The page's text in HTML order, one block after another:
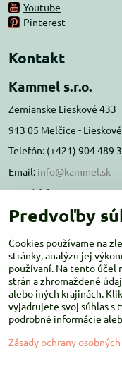
Youtube
Pinterest
Kontakt
Kammel s.r.o.
Zemianske Lieskové 433
913 05 Melčice - Lieskové
Telefón: (+421) 904 489
Email: info@kammel.sk
Prevádzka:
Administratívna budova
Otváracie hodiny:PO-
PIA-NE
Predvoľby
Cookies používame na
stránky, analýzu jej
používaní. Na tento účel
strán a zhromaždené
alebo iných krajinách.
vyjadrujete svoj súhlas s
podrobné informácie
Zásady ochrany